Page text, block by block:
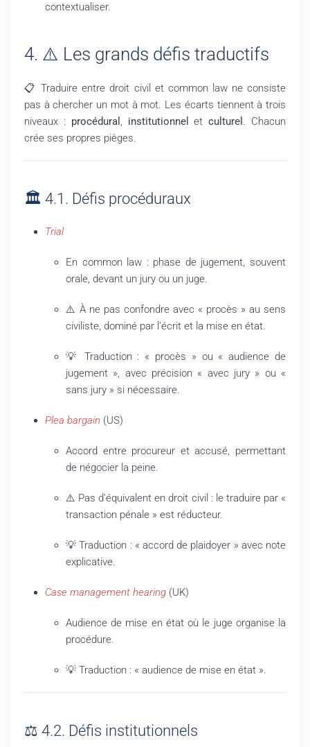
contextualiser.
4. ⚠️ Les grands défis traductifs
📋 Traduire entre droit civil et common law ne consiste
pas à chercher un mot à mot. Les écarts tiennent à trois
niveaux : procédural , institutionnel etculturel . Chacun
crée ses propres pièges.
🏛️ 4.1. Défis procéduraux
Trial
En common law : phase de jugement, souvent
orale, devant un jury ou un juge.
⚠️ À ne pas confondre avec « procès » au sens
civiliste, dominé par l’écrit et la mise en état.
💡 Traduction : « procès » ou « audience de
jugement », avec précision « avec jury » ou «
sans jury » si nécessaire.
Plea bargain (US)
Accord entre procureur et accusé, permettant
de négocier la peine.
⚠️ Pas d’équivalent en droit civil : le traduire par «
transaction pénale » est réducteur.
💡 Traduction : « accord de plaidoyer » avec note
explicative.
Case management hearing (UK)
Audience de mise en état où le juge organise la
procédure.
💡 Traduction : « audience de mise en état ».
⚖️ 4.2. Défis institutionnels